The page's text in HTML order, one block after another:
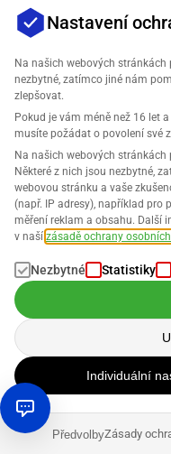
Společnost
Podpora
Řešení pro Amazon
Čeština
Data jsou zpracovávána v
údajů
Copyright © 2026
Nastavení
Na našich webových
nezbytné, zatímco jiné nám
zlepšovat.
Pokud je vám méně než 16 let
musíte požádat o povolení své
Na našich webových
Některé z nich jsou nezbytné,
webovou stránku a vaše
(např. IP adresy), například pro
měření reklam a obsahu. Další
v naší zásadě ochrany
Nezbytné Statistiky
Individuální
PředvolbyZásady